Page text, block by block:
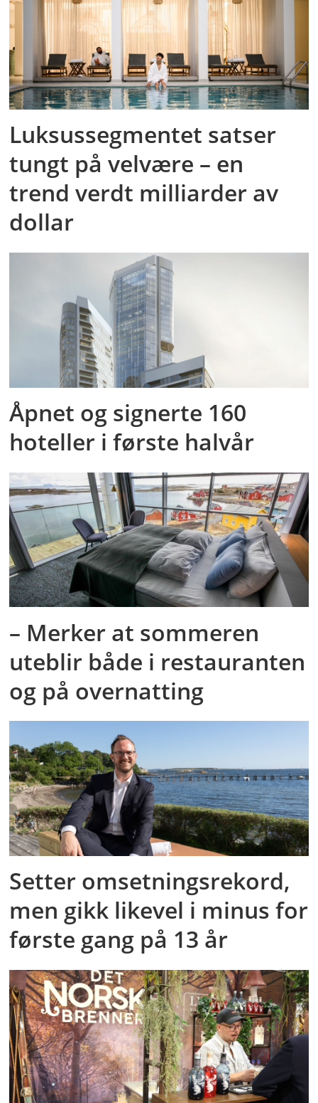
Luksussegmentet satser
tungt på velvære – en
trend verdt milliarder av
dollar
Åpnet og signerte 160
hoteller i første halvår
– Merker at sommeren
uteblir både i restauranten
og på overnatting
Setter omsetningsrekord,
men gikk likevel i minus for
første gang på 13 år